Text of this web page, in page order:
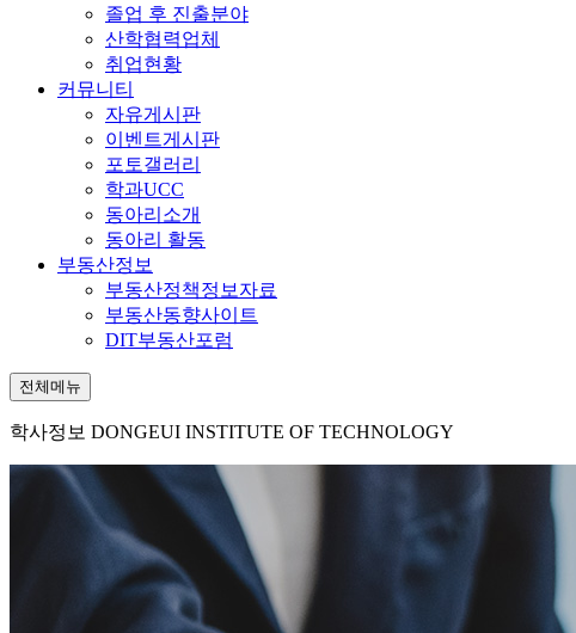
졸업 후 진출분야
산학협력업체
취업현황
커뮤니티
자유게시판
이벤트게시판
포토갤러리
학과UCC
동아리소개
동아리 활동
부동산정보
부동산정책정보자료
부동산동향사이트
DIT부동산포럼
전체메뉴
학사정보 DONGEUI INSTITUTE OF TECHNOLOGY